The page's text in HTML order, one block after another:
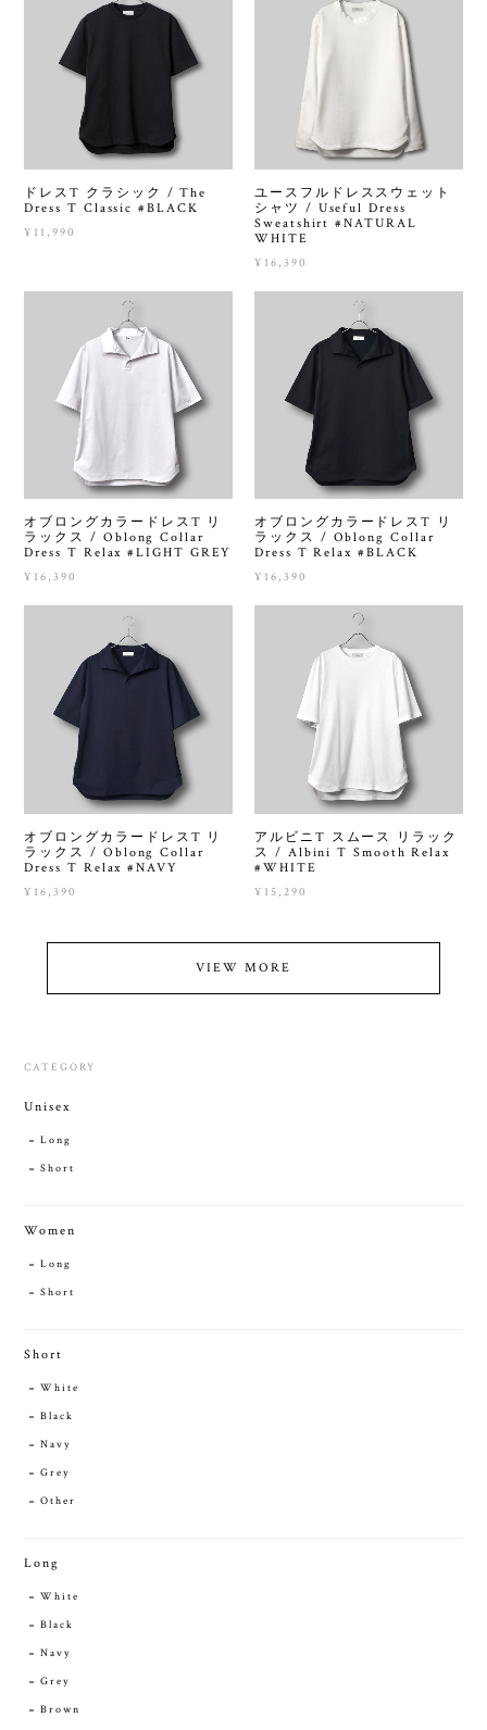
ドレスT クラシック / The
Dress T Classic #BLACK
¥11,990
ユースフルドレススウェット
シャツ / Useful Dress
Sweatshirt #NATURAL
WHITE
¥16,390
オブロングカラードレスT リ
ラックス / Oblong Collar
Dress T Relax #LIGHT GREY
¥16,390
オブロングカラードレスT リ
ラックス / Oblong Collar
Dress T Relax #BLACK
¥16,390
オブロングカラードレスT リ
ラックス / Oblong Collar
Dress T Relax #NAVY
¥16,390
アルビニT スムース リラック
ス / Albini T Smooth Relax
#WHITE
¥15,290
VIEW MORE
CATEGORY
Unisex
Long
Short
Women
Long
Short
Short
White
Black
Navy
Grey
Other
Long
White
Black
Navy
Grey
Brown